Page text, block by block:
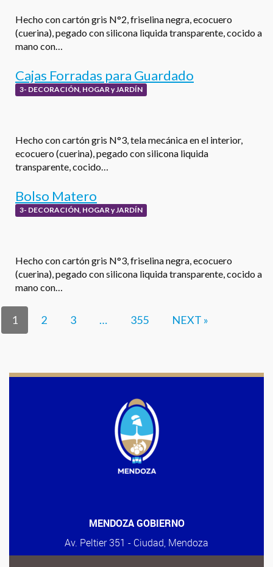
Hecho con cartón gris N°2, friselina negra, ecocuero
(cuerina), pegado con silicona liquida transparente, cocido a
mano con…
Cajas Forradas para Guardado
3- DECORACIÓN, HOGAR y JARDÍN
Hecho con cartón gris N°3, tela mecánica en el interior,
ecocuero (cuerina), pegado con silicona liquida
transparente, cocido…
Bolso Matero
3- DECORACIÓN, HOGAR y JARDÍN
Hecho con cartón gris N°3, friselina negra, ecocuero
(cuerina), pegado con silicona liquida transparente, cocido a
mano con…
1 2 3 … 355 NEXT »
MENDOZA GOBIERNO
Av. Peltier 351 - Ciudad, Mendoza